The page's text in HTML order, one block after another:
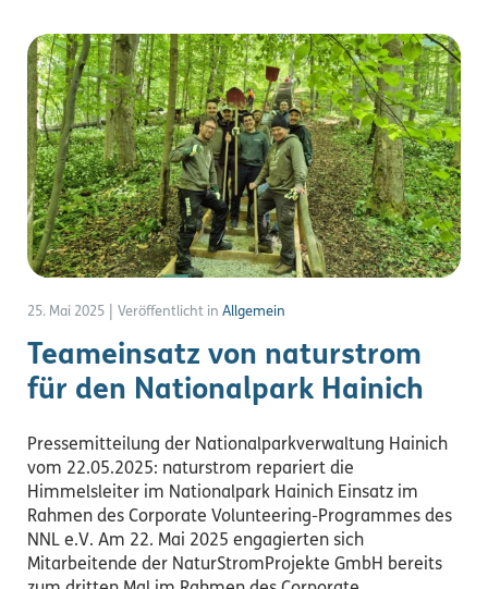
25. Mai 2025 Veröffentlicht in Allgemein
Teameinsatz von naturstrom
für den Nationalpark Hainich
Pressemitteilung der Nationalparkverwaltung Hainich
vom 22.05.2025: naturstrom repariert die
Himmelsleiter im Nationalpark Hainich Einsatz im
Rahmen des Corporate Volunteering-Programmes des
NNL e.V. Am 22. Mai 2025 engagierten sich
Mitarbeitende der NaturStromProjekte GmbH bereits